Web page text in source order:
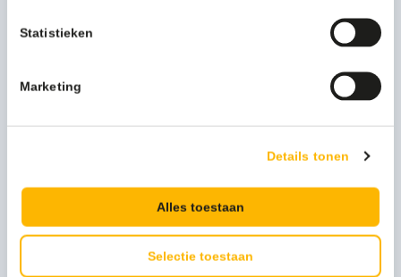
Statistieken
Marketing
Details tonen
Alles toestaan
Selectie toestaan
31,04(37,56 Incl. btw)